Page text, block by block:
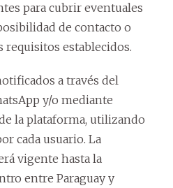
para cubrir eventuales
de contacto o
establecidos.
a través del
y/o mediante
la plataforma, utilizando
cada usuario. La
vigente hasta la
entre Paraguay y